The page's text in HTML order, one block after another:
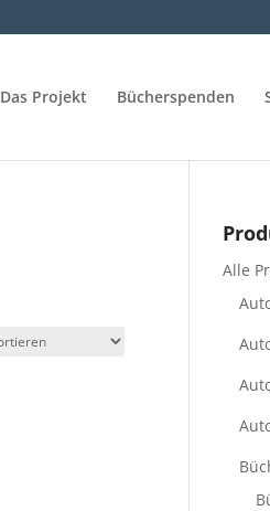
Das Projekt Bücherspenden
Alle